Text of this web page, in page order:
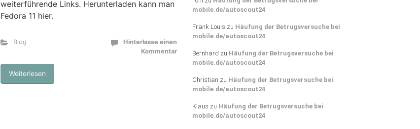
weiterführende Links. Herunterladen kann man
Fedora 11 hier.
Blog
Hinterlasse einen
Kommentar
Weiterlesen
mobile.de/autoscout24
Frank Louis zu Häufung der Betrugsversuche bei
mobile.de/autoscout24
Bernhard zu Häufung der Betrugsversuche bei
mobile.de/autoscout24
Christian zu Häufung der Betrugsversuche bei
mobile.de/autoscout24
Klaus zu Häufung der Betrugsversuche bei
mobile.de/autoscout24